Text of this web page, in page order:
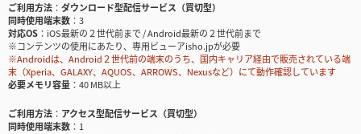
ご利用方法
ダウンロード型配信サービス（買切型）
同時使用端末数
3
対応OS
iOS最新の２世代前まで / Android最新の２世代前まで
※コンテンツの使用にあたり、専用ビューアisho.jpが必要
※Androidは、Android２世代前の端末のうち、国内キャリア経由で販売されている端
末（Xperia、GALAXY、AQUOS、ARROWS、Nexusなど）にて動作確認しています
必要メモリ容量
40 MB以上
ご利用方法
アクセス型配信サービス（買切型）
同時使用端末数
1